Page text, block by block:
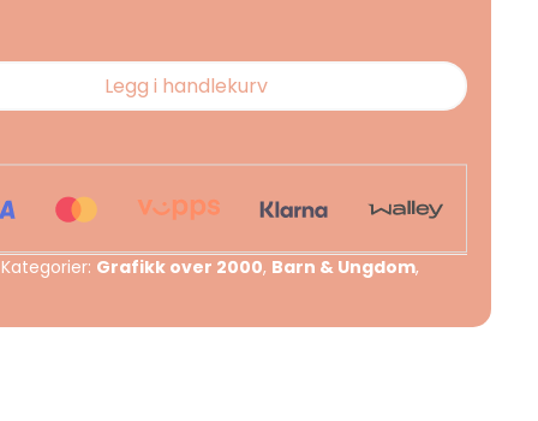
Legg i handlekurv
Kategorier: Grafikk over 2000, Barn & Ungdom,